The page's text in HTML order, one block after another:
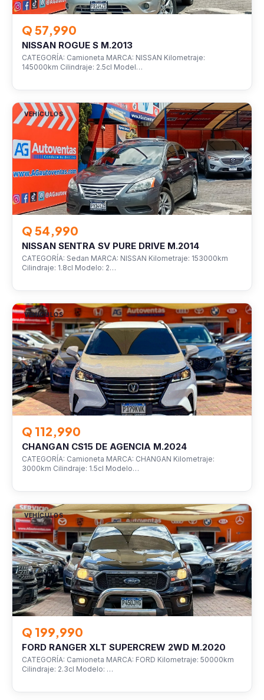
Q 57,990
NISSAN ROGUE S M.2013
CATEGORÍA: Camioneta MARCA: NISSAN Kilometraje:
145000km Cilindraje: 2.5cl Model…
VEHÍCULOS
Q 54,990
NISSAN SENTRA SV PURE DRIVE M.2014
CATEGORÍA: Sedan MARCA: NISSAN Kilometraje: 153000km
Cilindraje: 1.8cl Modelo: 2…
VEHÍCULOS
Q 112,990
CHANGAN CS15 DE AGENCIA M.2024
CATEGORÍA: Camioneta MARCA: CHANGAN Kilometraje:
3000km Cilindraje: 1.5cl Modelo…
VEHÍCULOS
Q 199,990
FORD RANGER XLT SUPERCREW 2WD M.2020
CATEGORÍA: Camioneta MARCA: FORD Kilometraje: 50000km
Cilindraje: 2.3cl Modelo: …